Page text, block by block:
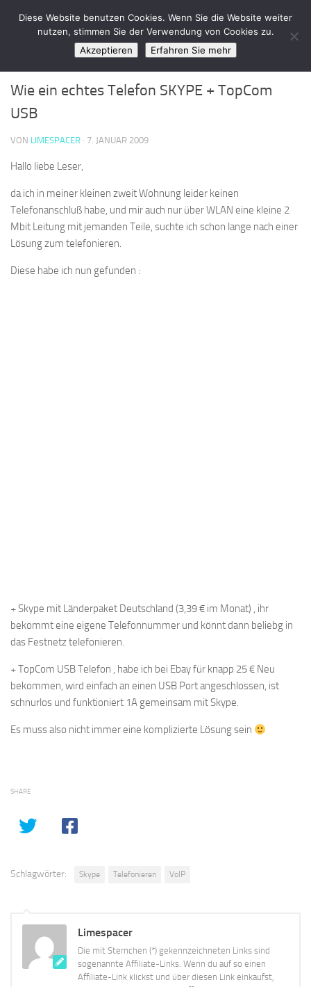
Zum Inhalt springen
LimeSpace - IT
Wie ein echtes Telefon SKYPE + TopCom
USB
VON LIMESPACER · 7. JANUAR 2009
Hallo liebe Leser,
da ich in meiner kleinen zweit Wohnung leider keinen
Telefonanschluß habe, und mir auch nur über WLAN eine kleine 2
Mbit Leitung mit jemanden Teile, suchte ich schon lange nach einer
Lösung zum telefonieren.
Diese habe ich nun gefunden :
+ Skype mit Länderpaket Deutschland (3,39 € im Monat) , ihr
bekommt eine eigene Telefonnummer und könnt dann beliebg in
das Festnetz telefonieren.
+ TopCom USB Telefon , habe ich bei Ebay für knapp 25 € Neu
bekommen, wird einfach an einen USB Port angeschlossen, ist
schnurlos und funktioniert 1A gemeinsam mit Skype.
Es muss also nicht immer eine komplizierte Lösung sein
SHARE
Schlagwörter: Skype Telefonieren VoIP
Limespacer
Die mit Sternchen (*) gekennzeichneten Links sind
sogenannte Affiliate-Links. Wenn du auf so einen
Affiliate-Link klickst und über diesen Link einkaufst,
Diese Website benutzen Cookies. Wenn Sie die Website weiter
nutzen, stimmen Sie der Verwendung von Cookies zu.
Akzeptieren
Erfahren Sie mehr